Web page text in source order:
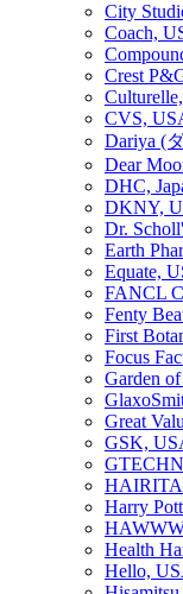
City
Coach,
Crest
CVS,
Dariya (
Dear
DHC,
DKNY,
Dr.
Earth
Equate,
FANCL
Fenty
First
Focus
Garden
Great
GSK,
Harry
Health
Hello,